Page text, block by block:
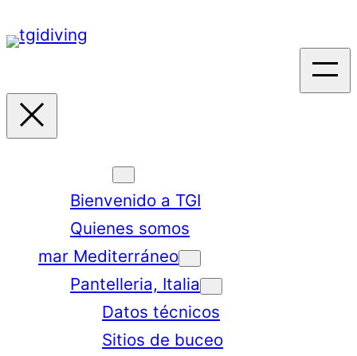
al
Bienvenido a TGI
Quienes somos
mar Mediterráneo
Pantelleria, Italia
Datos técnicos
Sitios de buceo